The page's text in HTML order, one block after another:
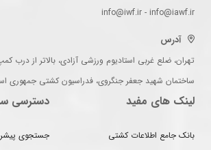
info@iwf.ir - info@iawf.ir
آدرس
تهران، ضلع غربی استادیوم ورزشی آزادی، بالاتر از درب
ساختمان شهید جعفر جنگروی، فدراسیون کشتی جمهوری
لینک های مفید
بانک جامع اطلاعات کشتی
دسترسی
جستجوی